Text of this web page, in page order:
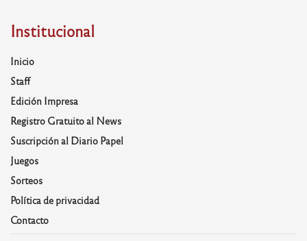
Institucional
Inicio
Staff
Edición Impresa
Registro Gratuito al News
Suscripción al Diario Papel
Juegos
Sorteos
Política de privacidad
Contacto